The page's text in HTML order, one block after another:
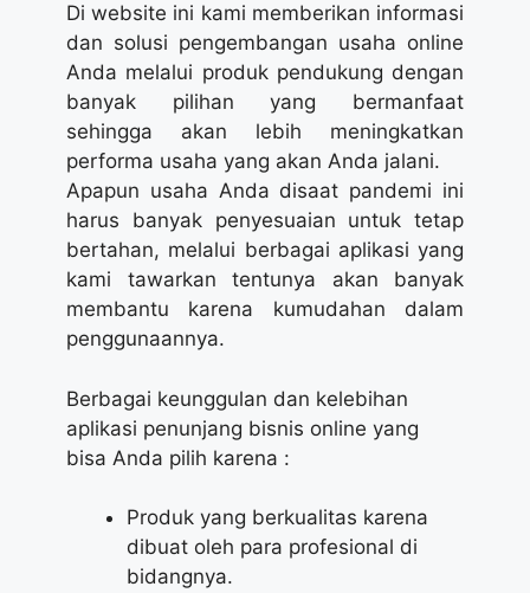
Di website ini kami memberikan informasi
dan solusi pengembangan usaha online
Anda melalui produk pendukung dengan
banyak pilihan yang bermanfaat
sehingga akan lebih meningkatkan
performa usaha yang akan Anda jalani.
Apapun usaha Anda disaat pandemi ini
harus banyak penyesuaian untuk tetap
bertahan, melalui berbagai aplikasi yang
kami tawarkan tentunya akan banyak
membantu karena kumudahan dalam
penggunaannya.
Berbagai keunggulan dan kelebihan
aplikasi penunjang bisnis online yang
bisa Anda pilih karena :
Produk yang berkualitas karena
dibuat oleh para profesional di
bidangnya.